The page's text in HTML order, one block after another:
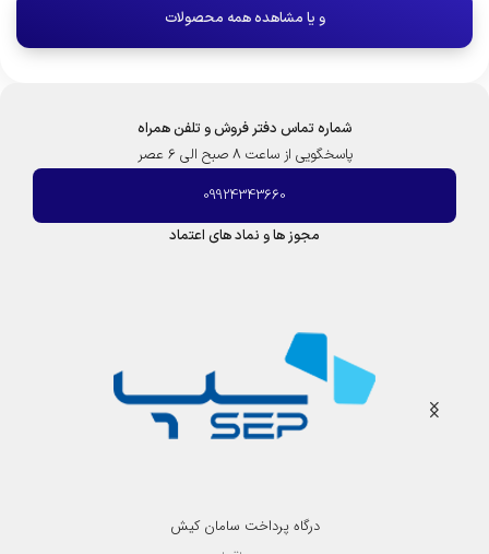
و یا مشاهده همه محصولات
شماره تماس دفتر فروش و تلفن همراه
پاسخگویی از ساعت 8 صبح الی 6 عصر
09924343660
مجوز ها و نماد های اعتماد
درگاه پرداخت سامان کیش